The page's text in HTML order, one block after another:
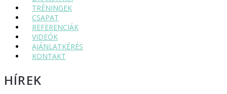
TRÉNINGEK
CSAPAT
REFERENCIÁK
VIDEÓK
AJÁNLATKÉRÉS
KONTAKT
HÍREK